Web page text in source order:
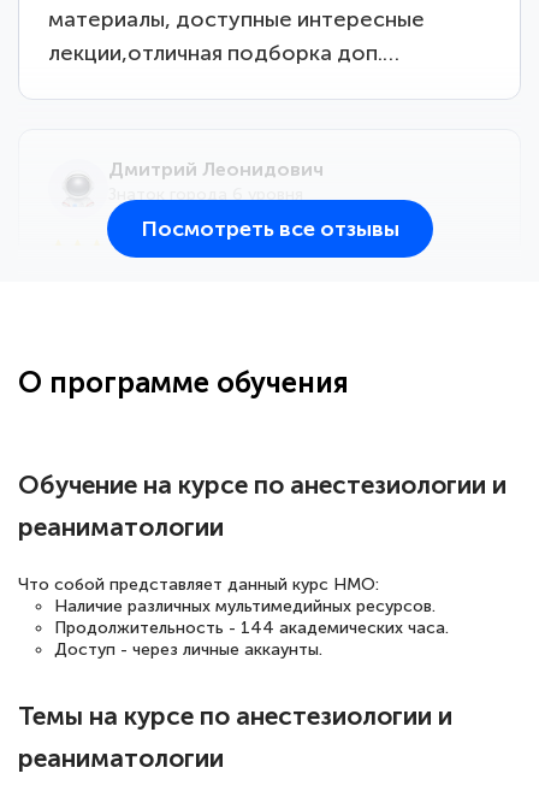
материалы, доступные интересные
лекции,отличная подборка доп.…
Дмитрий Леонидович
большое количество методических
Знаток города 5 уровня
18 марта 2026
повышения квалификации "Эксперт ЕГЭ по
русскому языку и литературе". Много
Посмотреть все отзывы
О программе обучения
Обучение на курсе по анестезиологии и
реаниматологии
Что собой представляет данный курс НМО:
Наличие различных мультимедийных ресурсов.
Продолжительность - 144 академических часа.
Доступ - через личные аккаунты.
Темы на курсе по анестезиологии и
реаниматологии